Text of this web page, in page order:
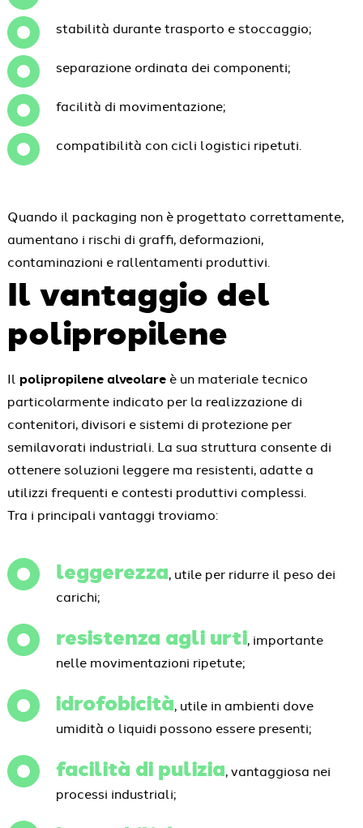
stabilità durante trasporto e stoccaggio;
separazione ordinata dei componenti;
facilità di movimentazione;
compatibilità con cicli logistici ripetuti.
Quando il packaging non è progettato correttamente,
aumentano i rischi di graffi, deformazioni,
contaminazioni e rallentamenti produttivi.
Il vantaggio del
polipropilene
Il polipropilene alveolareè un materiale tecnico
particolarmente indicato per la realizzazione di
contenitori, divisori e sistemi di protezione per
semilavorati industriali. La sua struttura consente di
ottenere soluzioni leggere ma resistenti, adatte a
utilizzi frequenti e contesti produttivi complessi.
Tra i principali vantaggi troviamo:
leggerezza, utile per ridurre il peso dei
carichi;
resistenza agli urti, importante
nelle movimentazioni ripetute;
idrofobicità, utile in ambienti dove
umidità o liquidi possono essere presenti;
facilità di pulizia, vantaggiosa nei
processi industriali;